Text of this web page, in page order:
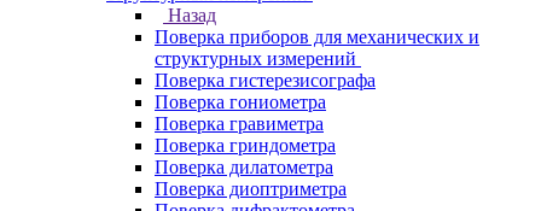
Назад
Поверка приборов для механических и
структурных измерений
Поверка гистерезисографа
Поверка гониометра
Поверка гравиметра
Поверка гриндометра
Поверка дилатометра
Поверка диоптриметра